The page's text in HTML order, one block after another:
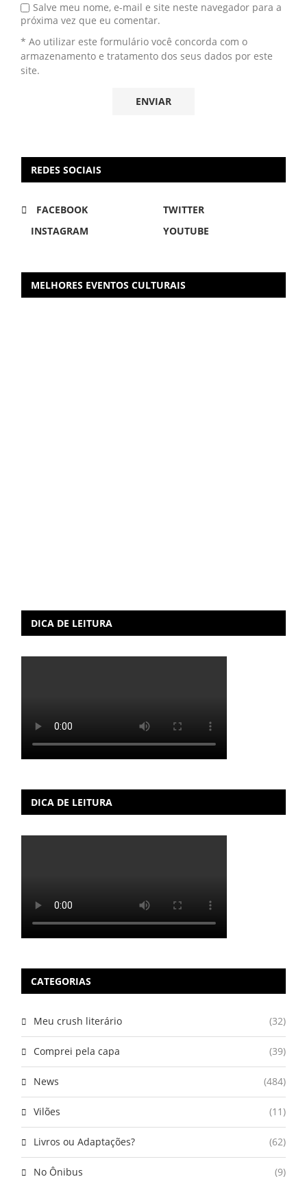
Salve meu nome, e-mail e site neste navegador para a
próxima vez que eu comentar.
* Ao utilizar este formulário você concorda com o
armazenamento e tratamento dos seus dados por este
site.
REDES SOCIAIS
FACEBOOK
TWITTER
INSTAGRAM
YOUTUBE
MELHORES EVENTOS CULTURAIS
DICA DE LEITURA
DICA DE LEITURA
CATEGORIAS
Meu crush literário (32)
Comprei pela capa (39)
News (484)
Vilões (11)
Livros ou Adaptações? (62)
No Ônibus (9)